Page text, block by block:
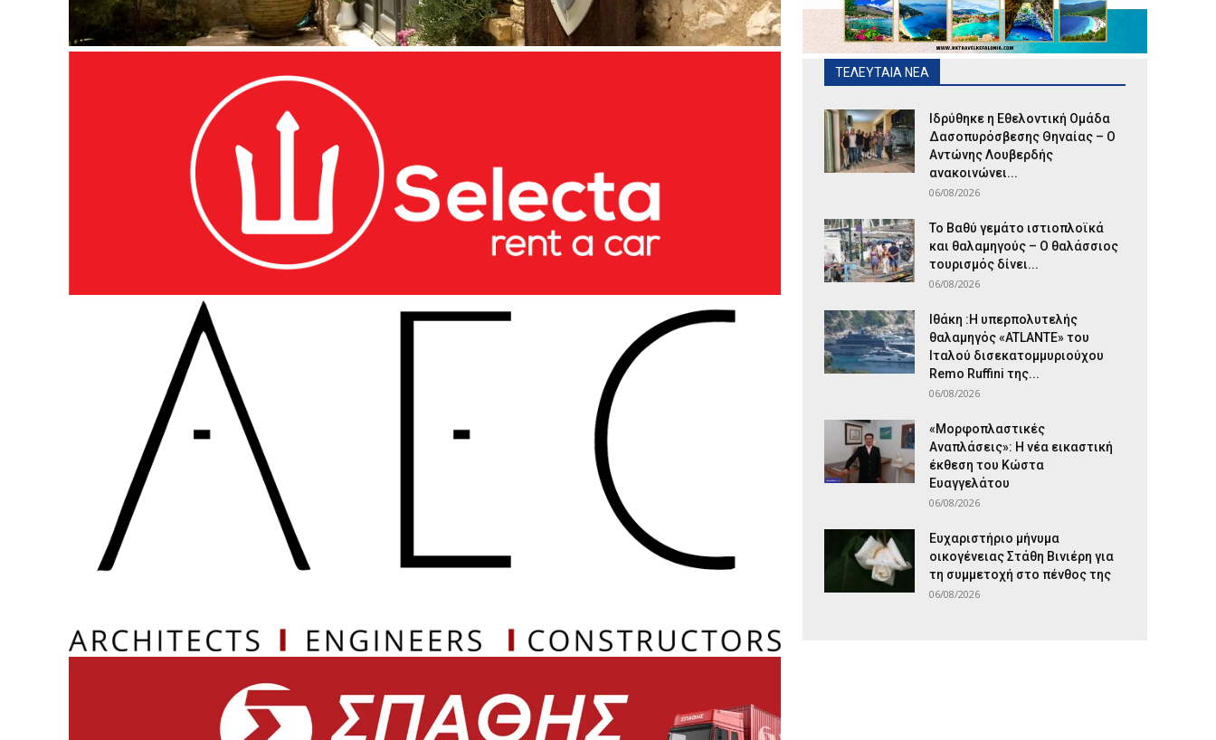
ΤΕΛΕΥΤΑΙΑ ΝΕΑ
Ιδρύθηκε η Εθελοντική Ομάδα
Δασοπυρόσβεσης Θηναίας – Ο
Αντώνης Λουβερδής
ανακοινώνει...
06/08/2026
Το Βαθύ γεμάτο ιστιοπλοϊκά
και θαλαμηγούς – Ο θαλάσσιος
τουρισμός δίνει...
06/08/2026
Ιθάκη :Η υπερπολυτελής
θαλαμηγός «ATLANTE» του
Ιταλού δισεκατομμυριούχου
Remo Ruffini της...
06/08/2026
«Μορφοπλαστικές
Αναπλάσεις»: Η νέα εικαστική
έκθεση του Κώστα
Ευαγγελάτου
06/08/2026
Ευχαριστήριο μήνυμα
οικογένειας Στάθη Βινιέρη για
τη συμμετοχή στο πένθος της
06/08/2026